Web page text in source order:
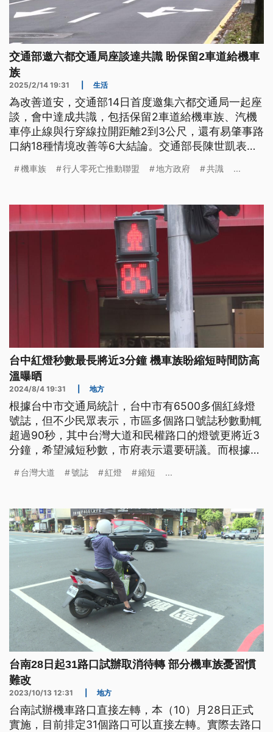
交通部邀六都交通局座談達共識 盼保留2車道給機車
族
2025/2/14 19:31 生活
為改善道安，交通部14日首度邀集六都交通局一起座
談，會中達成共識，包括保留2車道給機車族、汽機
車停止線與行穿線拉開距離2到3公尺，還有易肇事路
口納18種情境改善等6大結論。交通部長陳世凱表
機車族 行人零死亡推動聯盟 地方政府 共識 ...
台中紅燈秒數最長將近3分鐘 機車族盼縮短時間防高
溫曝晒
2024/8/4 19:31 地方
根據台中市交通局統計，台中市有6500多個紅綠燈
號誌，但不少民眾表示，市區多個路口號誌秒數動輒
超過90秒，其中台灣大道和民權路口的燈號更將近3
分鐘，希望減短秒數，市府表示還要研議。而根據衛
次，也明顯高過去（2023）年。
台灣大道 號誌 紅燈 縮短 ...
台南28日起31路口試辦取消待轉 部分機車族憂習慣
難改
2023/10/13 12:31 地方
台南試辦機車路口直接左轉，本（10）月28日正式
實施，目前排定31個路口可以直接左轉。實際去路口